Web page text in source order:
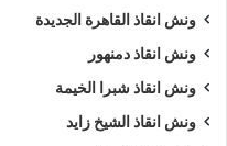
ونش انقاذ القاهرة الجديدة
ونش انقاذ دمنهور
ونش انقاذ شبرا الخيمة
ونش انقاذ الشيخ زايد